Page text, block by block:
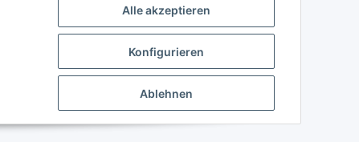
Alle akzeptieren
Konfigurieren
Ablehnen